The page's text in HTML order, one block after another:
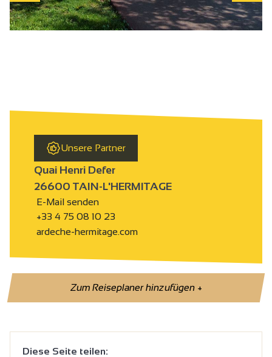
Unsere Partner
Quai Henri Defer
26600 TAIN-L'HERMITAGE
E-Mail senden
+33 4 75 08 10 23
ardeche-hermitage.com
Zum Reiseplaner hinzufügen+
Diese Seite teilen: